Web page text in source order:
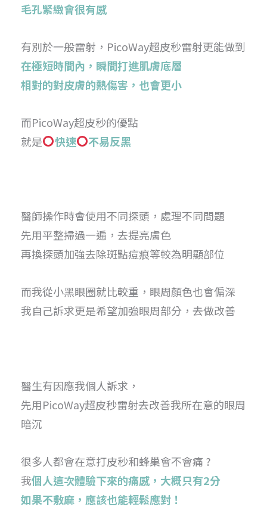
毛孔緊緻會很有感
有別於一般雷射，PicoWay超皮秒雷射更能做到
在極短時間內，瞬間打進肌膚底層
相對的對皮膚的熱傷害，也會更小
而PicoWay超皮秒的優點
就是
快速 不易反黑
醫師操作時會使用不同探頭， 處理不同問題
先用平整掃過一遍，去提亮膚色
再換探頭加強去除斑點痘痕等較為明顯部位
而我從小黑眼圈就比較重，眼周顏色也會偏深
我自己訴求更是希望加強眼周部分，去做改善
醫生有因應我個人訴求，
先用PicoWay超皮秒雷射去改善我所在意的眼周
暗沉
很多人都會在意打皮秒和蜂巢會不會痛 ?
我個人這次體驗下來的痛感，大概只有2分
如果不敷麻，應該也能輕鬆應對！